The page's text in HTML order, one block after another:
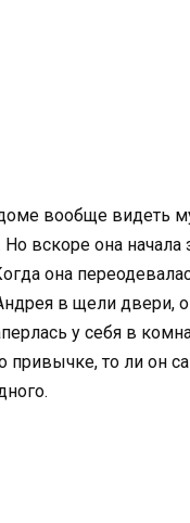
вообще видеть
вскоре она
она
в щели двери,
у себя в
привычке, то ли он